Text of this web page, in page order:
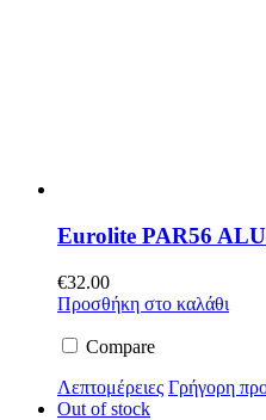
Eurolite PAR56 ALU
€32.00
Προσθήκη στο καλάθι
Compare
Λεπτομέρειες Γρήγορη
Out of stock